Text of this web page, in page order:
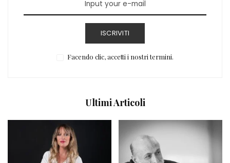
ISCRIVITI
Facendo clic, accetti i nostri termini.
Ultimi Articoli